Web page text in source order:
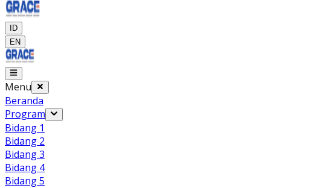
ID
EN
Menu
Beranda
Program
Bidang 1
Bidang 2
Bidang 3
Bidang 4
Bidang 5